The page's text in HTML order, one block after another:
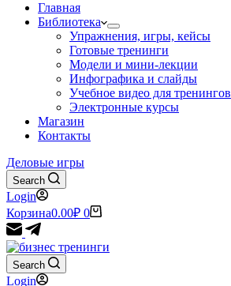
Главная
Библиотека
Упражнения, игры, кейсы
Готовые тренинги
Модели и мини-лекции
Инфографика и слайды
Учебное видео для тренингов
Электронные курсы
Магазин
Контакты
Деловые игры
Search
Login
Корзина0.00₽ 0
Search
Login